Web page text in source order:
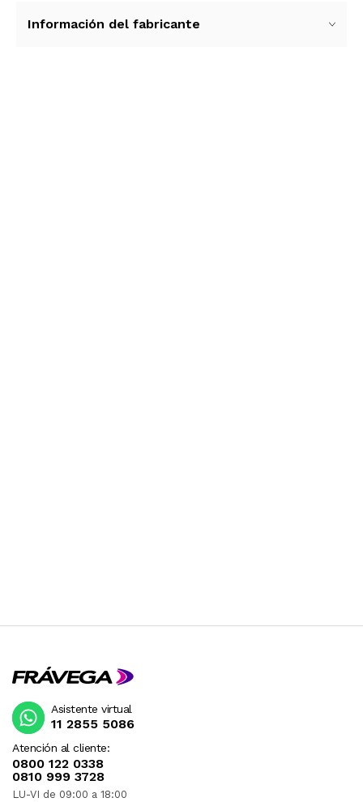
para expandir una coleccion de Hot Wheels,
Información del fabricante
Atención al cliente:
0800 122 0338
0810 999 3728
LU-VI de 09:00 a 18:00
Asistente virtual
11 2855 5086